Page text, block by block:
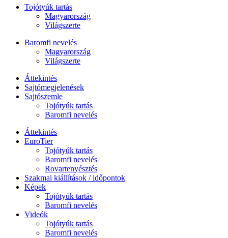
Tojótyúk tartás
Magyarország
Világszerte
Baromfi nevelés
Magyarország
Világszerte
Áttekintés
Sajtómegjelenések
Sajtószemle
Tojótyúk tartás
Baromfi nevelés
Áttekintés
EuroTier
Tojótyúk tartás
Baromfi nevelés
Rovartenyésztés
Szakmai kiállítások / időpontok
Képek
Tojótyúk tartás
Baromfi nevelés
Videók
Tojótyúk tartás
Baromfi nevelés